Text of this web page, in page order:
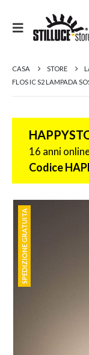
CASA STORE
FLOS IC S2 LAMPADA
16 anni
Codice
SPEDIZIONE GRATUITA
SPEDIZIONE GRATUITA